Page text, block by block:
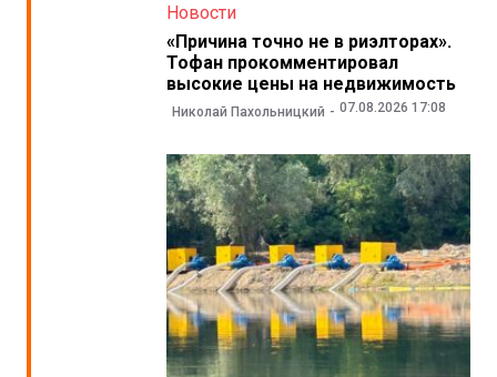
Новости
«Причина точно не в риэлторах».
Тофан прокомментировал
высокие цены на недвижимость
Николай Пахольницкий 07.08.2026 17:08